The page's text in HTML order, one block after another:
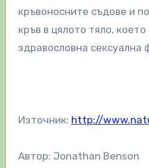
кръвоносните съдове и
кръв в цялото тяло,
здравословна сексуална
Източник: http://
Автор: Jonathan Benson